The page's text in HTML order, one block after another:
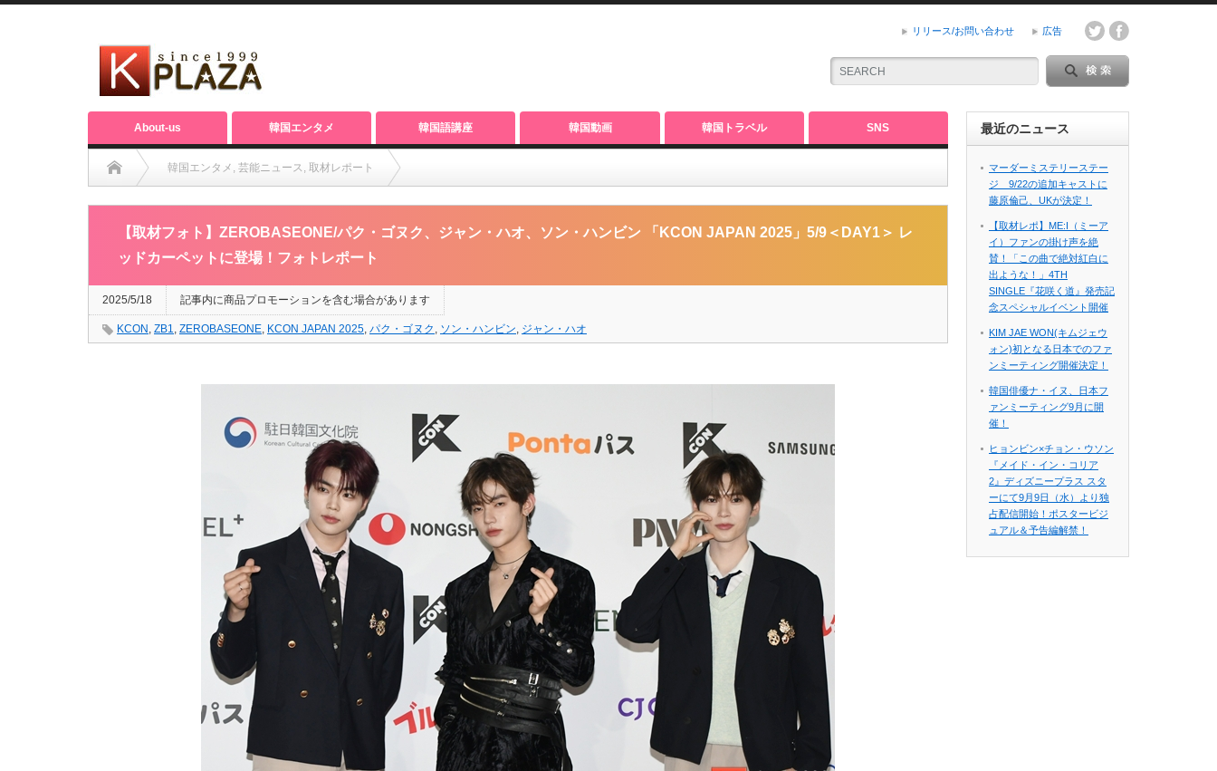
リリース/お問い合わせ 広告
About-us 韓国エンタメ 韓国語講座 韓国動画 韓国トラベル SNS
韓国エンタメ , 芸能ニュース, 取材レポート
【取材フォト】ZEROBASEONE/パク・ゴヌク、ジャン・ハオ、ソン・ハンビン 「KCON JAPAN 2025」5/9＜DAY1＞ レッドカーペットに登場！フォトレポート
【取材フォト】ZEROBASEONE/パク・ゴヌク、ジャン・ハオ、ソン・ハンビン 「KCON JAPAN 2025」5/9＜DAY1＞ レ
ッドカーペットに登場！フォトレポート
2025/5/18 記事内に商品プロモーションを含む場合があります
KCON , ZB1, ZEROBASEONE, KCON JAPAN 2025, パク・ゴヌク , ソン・ハンビン, ジャン・ハオ
最近のニュース
マーダーミステリーステー
ジ 9/22の追加キャストに
藤原倫己、UKが決定！
【取材レポ】ME:I（ミーア
イ）ファンの掛け声を絶
賛！「この曲で絶対紅白に
出ような！」4TH
SINGLE『花咲く道』発売記
念スペシャルイベント開催
KIM JAE WON(キムジェウ
ォン)初となる日本でのファ
ンミーティング開催決定！
韓国俳優ナ・イヌ、日本フ
ァンミーティング9月に開
催！
ヒョンビン×チョン・ウソン
『メイド・イン・コリア
2』ディズニープラス スタ
ーにて9月9日（水）より独
占配信開始！ポスタービジ
ュアル＆予告編解禁！